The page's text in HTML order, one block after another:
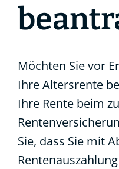
Möchten Sie vor
Ihre Altersrente
Ihre Rente beim
Sie, dass Sie mit